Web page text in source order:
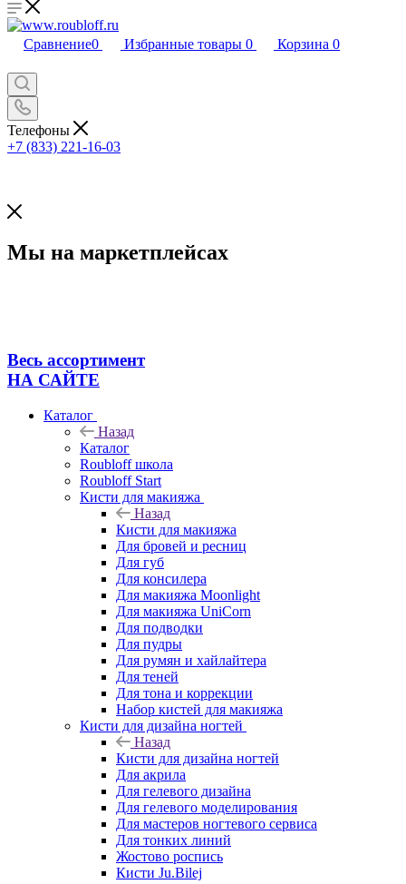
Сравнение0 Избранные товары 0 Корзина 0
Телефоны
+7 (833) 221-16-03
Мы на маркетплейсах
Весь ассортимент
НА САЙТЕ
Каталог
Назад
Каталог
Roubloff школа
Roubloff Start
Кисти для макияжа
Назад
Кисти для макияжа
Для бровей и ресниц
Для губ
Для консилера
Для макияжа Moonlight
Для макияжа UniCorn
Для подводки
Для пудры
Для румян и хайлайтера
Для теней
Для тона и коррекции
Набор кистей для макияжа
Кисти для дизайна ногтей
Назад
Кисти для дизайна ногтей
Для акрила
Для гелевого дизайна
Для гелевого моделирования
Для мастеров ногтевого сервиса
Для тонких линий
Жостово роспись
Кисти Ju.Bilej